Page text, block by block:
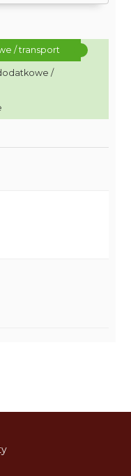
/ transport
/